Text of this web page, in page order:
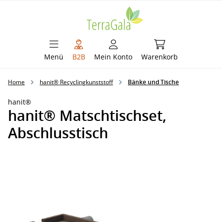
Menü B2B Mein Konto Warenkorb
Warenkorb
Home hanit® Recyclingkunststoff Bänke und Tische
hanit®
hanit® Matschtischset,
Abschlusstisch